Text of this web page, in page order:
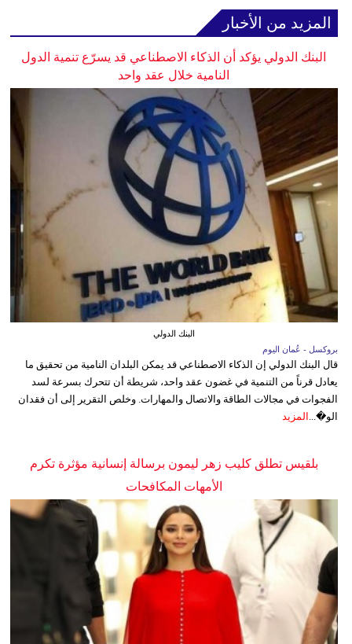
المزيد من الأخبار
البنك الدولي يؤكد أن الذكاء الاصطناعي قد يسرّع تنمية الدول
النامية خلال عقد واحد
البنك الدولي
بروكسل - عُمان اليوم
قال البنك الدولي إن الذكاء الاصطناعي قد يمكن البلدان النامية من تحقيق ما
يعادل قرناً من التنمية في غضون عقد واحد، شريطة أن تتحرك بسرعة لسد
الفجوات في مجالات الطاقة والاتصال والمهارات. وخلص التقرير إلى أن فقدان
الو�... المزيد
بلقيس تطلق كليب زهر ليمون برسالة إنسانية مؤثرة تكرم
الأمهات المكافحات